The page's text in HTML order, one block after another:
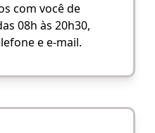
com você de
08h às 20h30,
e e-mail.